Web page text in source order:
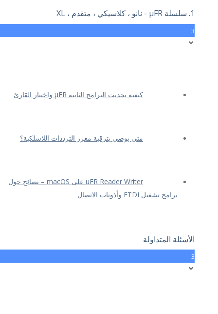
كيفية تحديث البرامج الثابتة μFR واختبار القارئ
متى يوصى بترقية معزز الترددات اللاسلكية؟
uFR Reader Writer على macOS – نصائح حول
برامج تشغيل FTDI وأذونات الاتصال
الأسئلة المتداولة